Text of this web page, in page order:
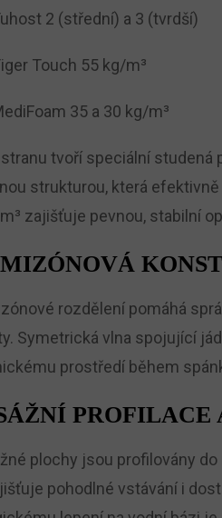
2 (střední) a 3 (tvrdší)
Touch 55 kg/m³
35 a 30 kg/m³
tvoří speciální studená
strukturou, která
zajišťuje pevnou, stabilní
rozdělení pomáhá
Symetrická vlna spojující
prostředí během
PROFILACE
plochy jsou profilovány
pohodlné vstávání i